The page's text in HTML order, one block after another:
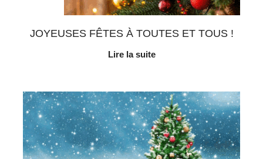
JOYEUSES FÊTES À TOUTES ET TOUS !
Lire la suite